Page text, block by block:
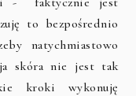
to bezpośrednio
natychmiastowo
skóra nie jest tak
kroki wykonuję